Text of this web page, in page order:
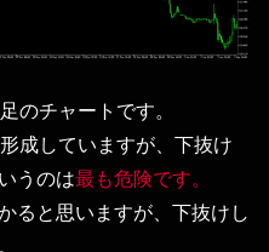
のチャートです。
成していますが、下抜け
うのは最も危険です。
ると思いますが、下抜けし